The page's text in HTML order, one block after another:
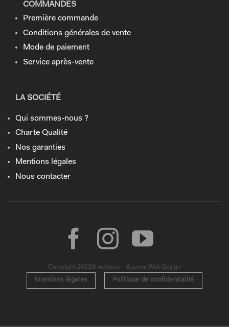
COMMANDES
Première commande
Conditions générales de vente
Mode de paiement
Service après-vente
LA SOCIÉTÉ
Qui sommes-nous ?
Charte Qualité
Nos garanties
Mentions légales
Nous contacter
Copyright 2022© webnow - Agence Web Design
Mentions légales Politique de confidentialité